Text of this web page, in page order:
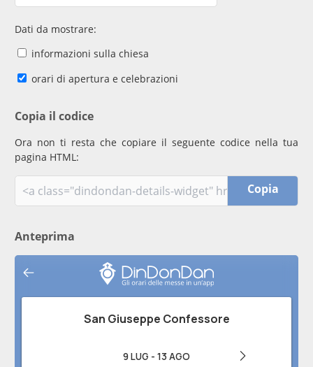
Dati da mostrare:
informazioni sulla chiesa
orari di apertura e celebrazioni
Copia il codice
Ora non ti resta che copiare il seguente codice nella tua
pagina HTML:
Copia
Anteprima